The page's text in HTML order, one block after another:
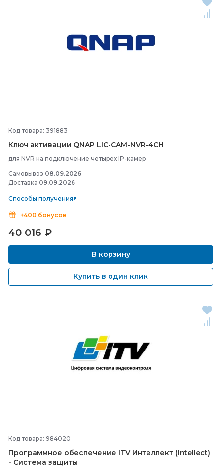
Код товара: 391883
Ключ активации QNAP LIC-CAM-NVR-4CH
для NVR на подключение четырех IP-камер
Самовывоз 08.09.2026
Доставка 09.09.2026
Способы получения
+400 бонусов
40 016 ₽
В корзину
Купить в один клик
Код товара: 984020
Программное обеспечение ITV Интеллект (Intellect)
- Система защиты